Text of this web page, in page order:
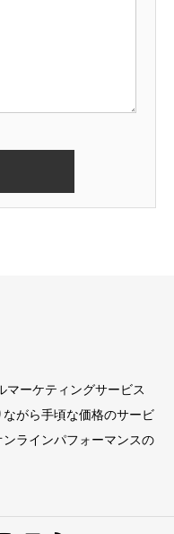
マーケティングサービス
がら手頃な価格のサービ
ラインパフォーマンスの